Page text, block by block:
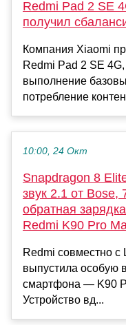
Redmi Pad 2 SE
получил
Компания Xiaomi
Redmi Pad 2 SE
выполнение
потребление
10:00, 24 Окт
Snapdragon 8
звук 2.1 от Bose,
обратная
Redmi K90 Pro
Redmi совместно
выпустила особую
смартфона — K90
Устройство вд...